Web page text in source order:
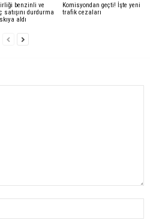
benzinli ve
satışını durdurma
aldı
Komisyondan geçti! İşte yeni
trafik cezaları